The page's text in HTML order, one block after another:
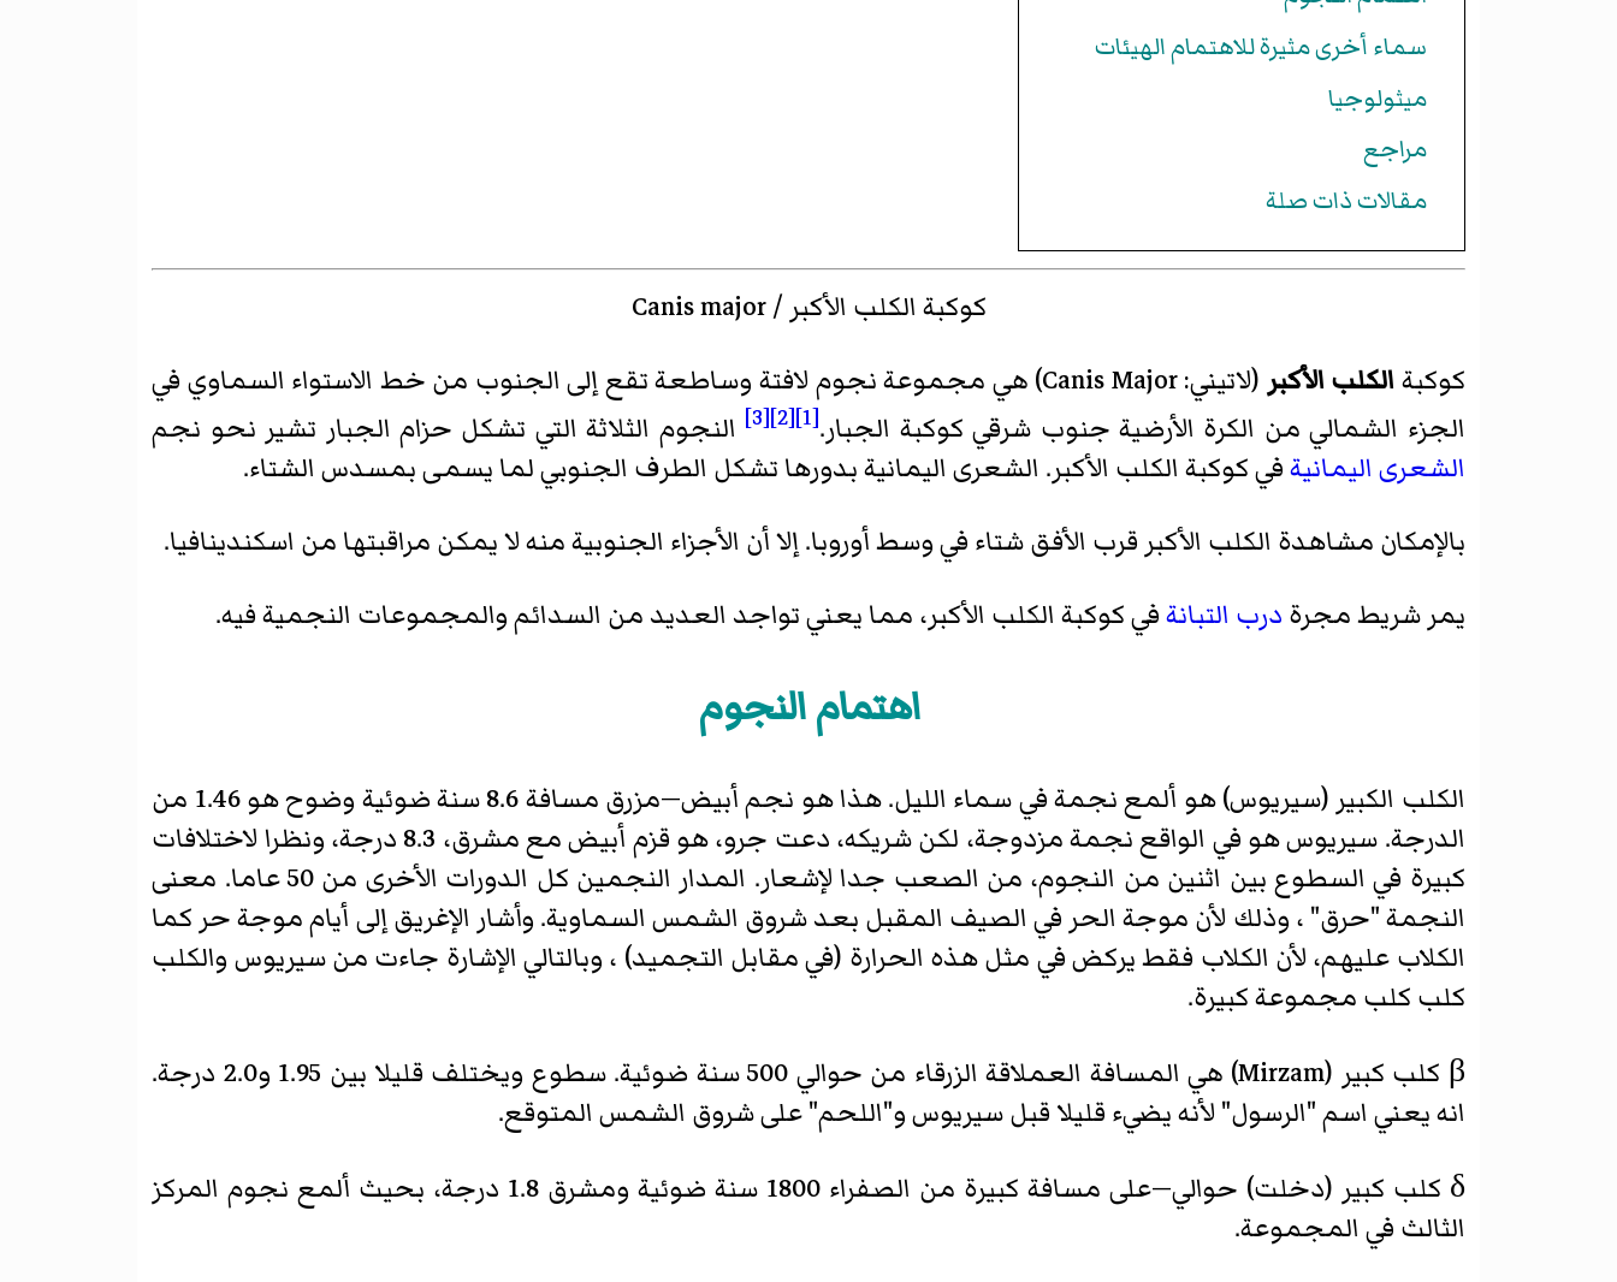
سماء أخرى مثيرة للاهتمام الهيئات
ميثولوجيا
مراجع
مقالات ذات صلة
كوكبة الكلب الأكبر / Canis major
كوكبة الكلب الأكبر
(لاتيني: Canis Major) هي مجموعة نجوم لافتة وساطعة تقع إلى الجنوب من خط الاستواء السماوي في
الجزء الشمالي من الكرة الأرضية جنوب شرقي كوكبة الجبار.[1]
[2]
[3]
النجوم الثلاثة التي تشكل حزام الجبار تشير نحو نجم
الشعرى اليمانيةفي كوكبة الكلب الأكبر. الشعرى اليمانية بدورها تشكل الطرف الجنوبي لما يسمى بمسدس الشتاء.
بالإمكان مشاهدة الكلب الأكبر قرب الأفق شتاء في وسط أوروبا. إلا أن الأجزاء الجنوبية منه لا يمكن مراقبتها من اسكندينافيا.
يمر شريط مجرة درب التبانةفي كوكبة الكلب الأكبر، مما يعني تواجد العديد من السدائم والمجموعات النجمية فيه.
اهتمام النجوم
الكلب الكبير (سيريوس) هو ألمع نجمة في سماء الليل. هذا هو نجم أبيض—مزرق مسافة 8.6 سنة ضوئية وضوح هو 1.46 من
الدرجة. سيريوس هو في الواقع نجمة مزدوجة، لكن شريكه، دعت جرو، هو قزم أبيض مع مشرق، 8.3 درجة، ونظرا لاختلافات
كبيرة في السطوع بين اثنين من النجوم، من الصعب جدا لإشعار. المدار النجمين كل الدورات الأخرى من 50 عاما. معنى
النجمة "حرق" ، وذلك لأن موجة الحر في الصيف المقبل بعد شروق الشمس السماوية. وأشار الإغريق إلى أيام موجة حر كما
الكلاب عليهم، لأن الكلاب فقط يركض في مثل هذه الحرارة (في مقابل التجميد) ، وبالتالي الإشارة جاءت من سيريوس والكلب
كلب كلب مجموعة كبيرة.
β كلب كبير (Mirzam) هي المسافة العملاقة الزرقاء من حوالي 500 سنة ضوئية. سطوع ويختلف قليلا بين 1.95 و2.0 درجة.
انه يعني اسم "الرسول" لأنه يضيء قليلا قبل سيريوس و"اللحم" على شروق الشمس المتوقع.
δ كلب كبير (دخلت) حوالي—على مسافة كبيرة من الصفراء 1800 سنة ضوئية ومشرق 1.8 درجة، بحيث ألمع نجوم المركز
الثالث في المجموعة.